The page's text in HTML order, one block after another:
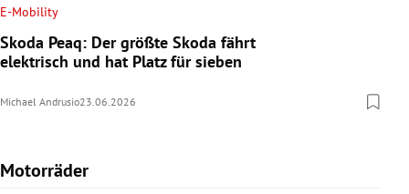
E-Mobility
Skoda Peaq: Der größte Skoda fährt
elektrisch und hat Platz für sieben
Michael Andrusio23.06.2026
Motorräder